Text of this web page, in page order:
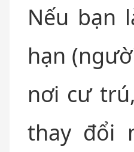
Nếu bạn
hạn
nơi cư
thay đổi